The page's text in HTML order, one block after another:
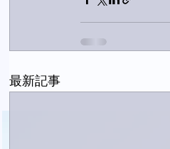
最新記事